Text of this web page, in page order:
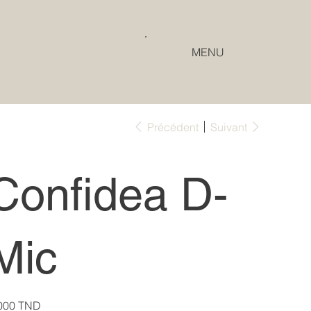
MENU
Précédent Suivant
D-
TND